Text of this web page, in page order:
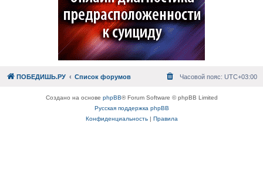
ПОБЕДИШЬ.РУ Список форумов Часовой пояс: UTC+03:00
Создано на основе phpBB® Forum Software © phpBB Limited
Русская поддержка phpBB
Конфиденциальность| Правила